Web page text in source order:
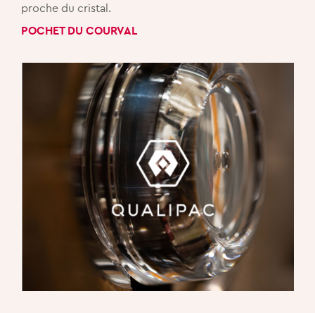
proche du cristal.
POCHET DU COURVAL